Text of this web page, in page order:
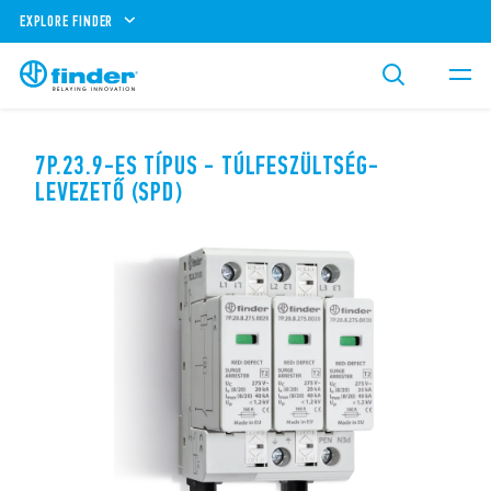
EXPLORE FINDER
7P.23.9-ES TÍPUS - TÚLFESZÜLTSÉG-
LEVEZETŐ (SPD)